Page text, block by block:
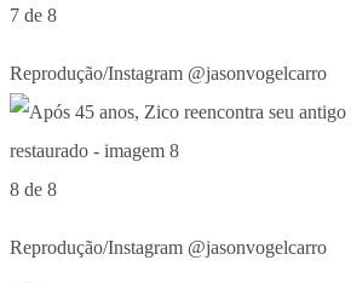
7 de 8
Reprodução/Instagram @jasonvogelcarro
8 de 8
Reprodução/Instagram @jasonvogelcarro